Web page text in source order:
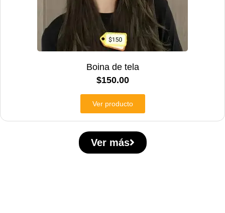
Boina de tela
$150.00
Ver producto
Ver más